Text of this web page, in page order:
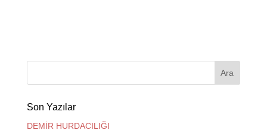
Son Yazılar
DEMİR HURDACILIĞI